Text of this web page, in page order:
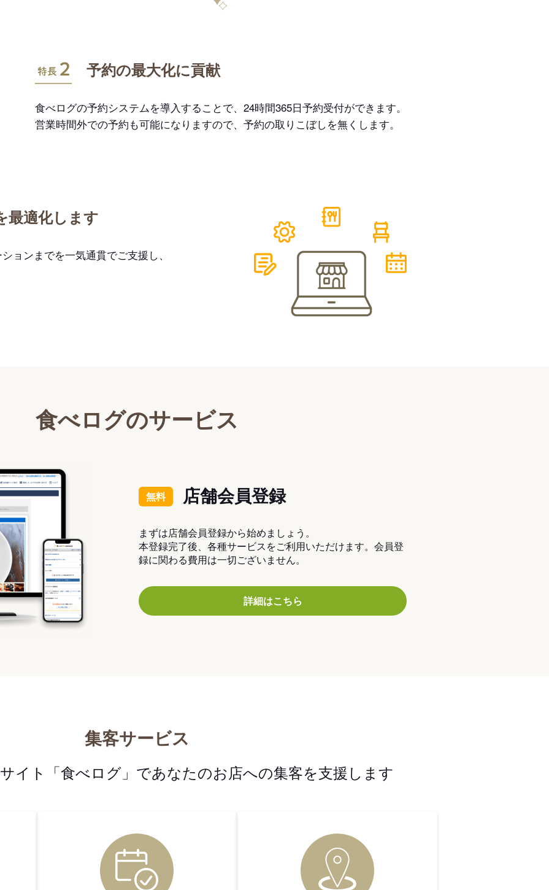
特長2
予約の最大化に貢献
食べログの予約システムを導入することで、24時間365日予約受付ができます。
営業時間外での予約も可能になりますので、予約の取りこぼしを無くします。
最適化します
ョンまでを一気通貫でご支援し、
食べログのサービス
無料 店舗会員登録
まずは店舗会員登録から始めましょう。
本登録完了後、各種サービスをご利用いただけます。会員登
録に関わる費用は一切ございません。
詳細はこちら
集客サービス
イト「食べログ」であなたのお店への集客を支援します